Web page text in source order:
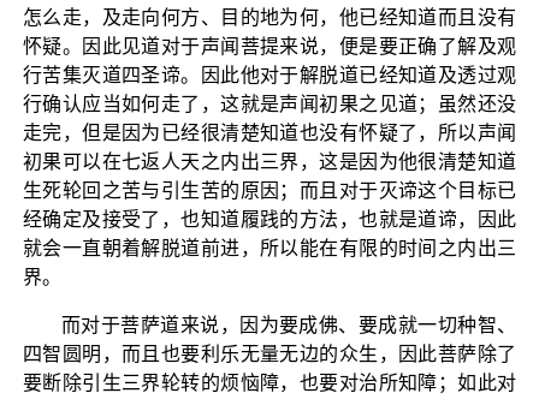
怎么走，及走向何方、目的地为何，他已经知道而且没有
怀疑。因此见道对于声闻菩提来说，便是要正确了解及观
行苦集灭道四圣谛。因此他对于解脱道已经知道及透过观
行确认应当如何走了，这就是声闻初果之见道；虽然还没
走完，但是因为已经很清楚知道也没有怀疑了，所以声闻
初果可以在七返人天之内出三界，这是因为他很清楚知道
生死轮回之苦与引生苦的原因；而且对于灭谛这个目标已
经确定及接受了，也知道履践的方法，也就是道谛，因此
就会一直朝着解脱道前进，所以能在有限的时间之内出三
界。
而对于菩萨道来说，因为要成佛、要成就一切种智、
四智圆明，而且也要利乐无量无边的众生，因此菩萨除了
要断除引生三界轮转的烦恼障，也要对治所知障；如此对